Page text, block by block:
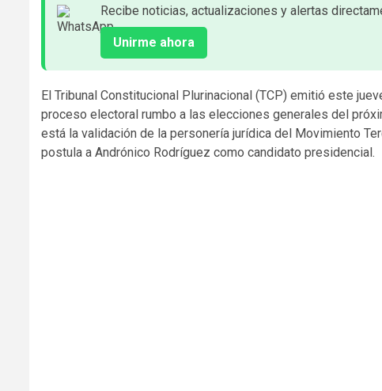
Recibe noticias, actualizaciones y alertas
Unirme ahora
El Tribunal Constitucional Plurinacional (TCP) emitió este
proceso electoral rumbo a las elecciones generales del
está la validación de la personería jurídica del Movimiento
postula a Andrónico Rodríguez como candidato presidencial.